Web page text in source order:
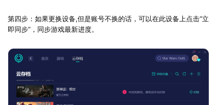
第四步：如果更换设备,但是账号不换的话，可以在此设备上点击“立
即同步”，同步游戏最新进度。